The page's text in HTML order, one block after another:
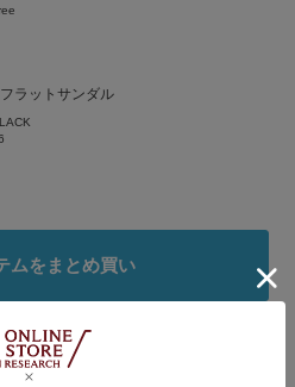
ラットサンダル
ムをまとめ買い